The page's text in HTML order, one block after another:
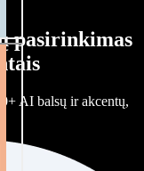
pasirinkimas
AI balsų ir akcentų,